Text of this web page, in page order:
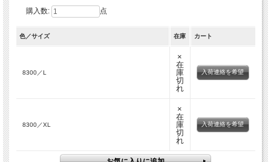
購入数: 点
色／サイズ 在庫 カート
8300／L
×
在
庫
切
れ
入荷連絡を希望
8300／XL
×
在
庫
切
れ
入荷連絡を希望